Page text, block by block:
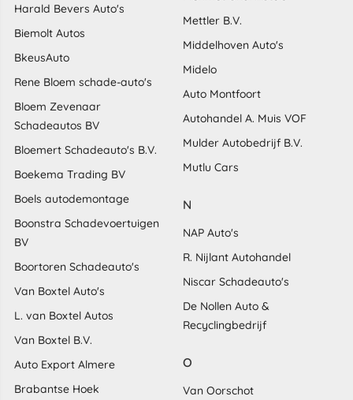
Harald Bevers Auto's
Biemolt Autos
BkeusAuto
Rene Bloem schade-auto's
Bloem Zevenaar
Schadeautos BV
Bloemert Schadeauto's B.V.
Boekema Trading BV
Boels autodemontage
Boonstra Schadevoertuigen
BV
Boortoren Schadeauto's
Van Boxtel Auto's
L. van Boxtel Autos
Van Boxtel B.V.
Auto Export Almere
Brabantse Hoek
Mettler B.V.
Middelhoven Auto's
Midelo
Auto Montfoort
Autohandel A. Muis VOF
Mulder Autobedrijf B.V.
Mutlu Cars
N
NAP Auto's
R. Nijlant Autohandel
Niscar Schadeauto's
De Nollen Auto &
Recyclingbedrijf
O
Van Oorschot